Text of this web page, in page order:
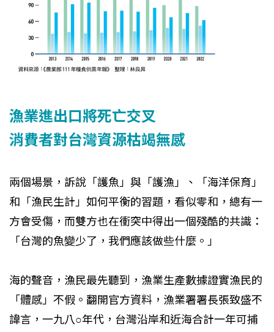
漁業進出口將死亡交叉
消費者對台灣資源枯竭無感
兩個場景，訴說「護魚」與「護漁」、「海洋保育」
和「漁民生計」如何平衡的習題，看似零和，總有一
方會受傷，而雙方也在衝突中得出一個殘酷的共識：
「台灣的魚變少了，我們應該做些什麼。」
海的聲音，漁民最先聽到，漁業生產數據證實漁民的
「體感」不假。翻開官方資料，漁業署署長張致盛不
諱言，一九八○年代，台灣沿岸和近海合計一年可捕